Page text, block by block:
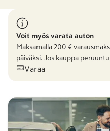
Voit myös varata auton
Maksamalla 200 €
päiväksi. Jos kauppa
Varaa